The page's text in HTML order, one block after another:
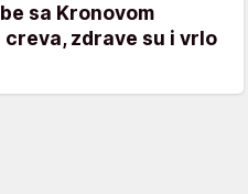
sa Kronovom
zdrave su i vrlo